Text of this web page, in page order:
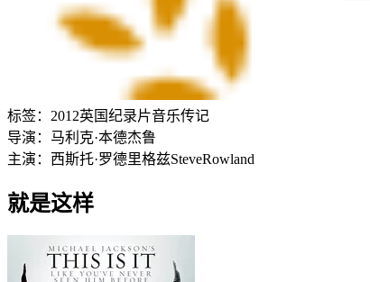
标签： 2012英国纪录片音乐传记
导演： 马利克·本德杰鲁
主演： 西斯托·罗德里格兹SteveRowland
就是这样